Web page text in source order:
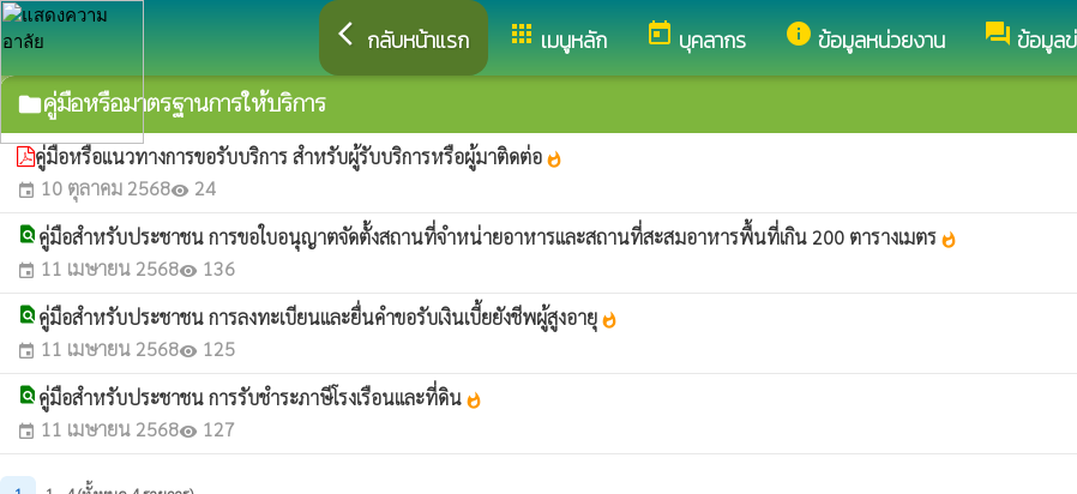
arrow_back_ios กลับหน้าแรก apps เมนูหลัก today บุคลากร info ข้อมูลหน่วยงาน forum ข้อมูล
folderคู่มือหรือมาตรฐานการให้บริการ
คู่มือหรือแนวทางการขอรับบริการ สำหรับผู้รับบริการหรือผู้มาติดต่อ whatshot
event 10 ตุลาคม 2568visibility 24
find_in_page คู่มือสำหรับประชาชน การขอใบอนุญาตจัดตั้งสถานที่จำหน่ายอาหารและสถานที่สะสมอาหารพื้นที่เกิน 200 ตารางเมตร whatshot
event 11 เมษายน 2568visibility 136
find_in_page คู่มือสำหรับประชาชน การลงทะเบียนและยื่นคำขอรับเงินเบี้ยยังชีพผู้สูงอายุ whatshot
event 11 เมษายน 2568visibility 125
find_in_page คู่มือสำหรับประชาชน การรับชำระภาษีโรงเรือนและที่ดิน whatshot
event 11 เมษายน 2568visibility 127